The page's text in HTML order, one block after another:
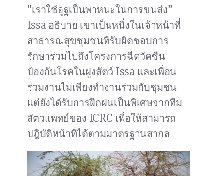
“เราใช้อูฐเป็นพาหนะในการขนส่ง”
Issa อธิบาย เขาเป็นหนึ่งในเจ้าหน้าที่
สาธารณสุขชุมชนที่รับผิดชอบการ
รักษาร่วมไปถึงโครงการฉีดวัคซีน
ป้องกันโรคในฝูงสัตว์ Issa และเพื่อน
ร่วมงานไม่เพียงทำงานร่วมกับชุมชน
แต่ยังได้รับการฝึกฝนเป็นพิเศษจากทีม
สัตวแพทย์ของ ICRC เพื่อให้สามารถ
ปฎิบัติหน้าที่ได้ตามมาตรฐานสากล